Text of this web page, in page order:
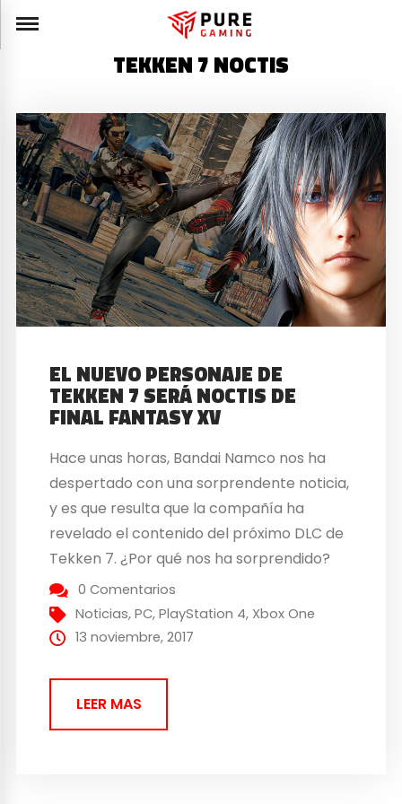
TEKKEN 7 NOCTIS
EL NUEVO PERSONAJE DE
TEKKEN 7 SERÁ NOCTIS DE
FINAL FANTASY XV
Hace unas horas, Bandai Namco nos ha
despertado con una sorprendente noticia,
y es que resulta que la compañía ha
revelado el contenido del próximo DLC de
Tekken 7. ¿Por qué nos ha sorprendido?
Bien, resulta que el próximo personaje que
se unirá a las filas de Tekken 7 será Noctis
Lucis Caelum, personaje de...
0 Comentarios
Noticias,PC,PlayStation 4, Xbox One
13 noviembre, 2017
LEER MAS